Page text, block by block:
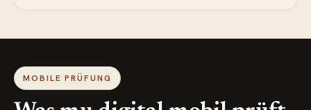
MOBILE PRÜFUNG